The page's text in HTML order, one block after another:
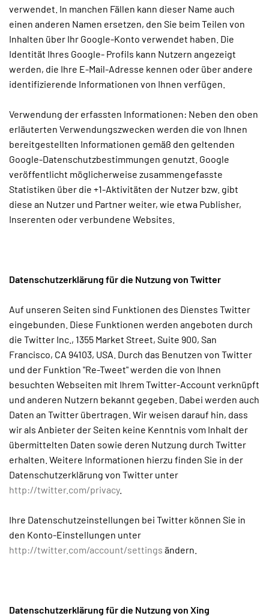
verwendet. In manchen Fällen kann dieser Name auch
einen anderen Namen ersetzen, den Sie beim Teilen von
Inhalten über Ihr Google-Konto verwendet haben. Die
Identität Ihres Google- Profils kann Nutzern angezeigt
werden, die Ihre E-Mail-Adresse kennen oder über andere
identifizierende Informationen von Ihnen verfügen.
Verwendung der erfassten Informationen: Neben den oben
erläuterten Verwendungszwecken werden die von Ihnen
bereitgestellten Informationen gemäß den geltenden
Google-Datenschutzbestimmungen genutzt. Google
veröffentlicht möglicherweise zusammengefasste
Statistiken über die +1-Aktivitäten der Nutzer bzw. gibt
diese an Nutzer und Partner weiter, wie etwa Publisher,
Inserenten oder verbundene Websites.
Datenschutzerklärung für die Nutzung von Twitter
Auf unseren Seiten sind Funktionen des Dienstes Twitter
eingebunden. Diese Funktionen werden angeboten durch
die Twitter Inc., 1355 Market Street, Suite 900, San
Francisco, CA 94103, USA. Durch das Benutzen von Twitter
und der Funktion "Re-Tweet" werden die von Ihnen
besuchten Webseiten mit Ihrem Twitter-Account verknüpft
und anderen Nutzern bekannt gegeben. Dabei werden auch
Daten an Twitter übertragen. Wir weisen darauf hin, dass
wir als Anbieter der Seiten keine Kenntnis vom Inhalt der
übermittelten Daten sowie deren Nutzung durch Twitter
erhalten. Weitere Informationen hierzu finden Sie in der
Datenschutzerklärung von Twitter unter
http://twitter.com/privacy.
Ihre Datenschutzeinstellungen bei Twitter können Sie in
den Konto-Einstellungen unter
http://twitter.com/account/settings ändern.
Datenschutzerklärung für die Nutzung von Xing